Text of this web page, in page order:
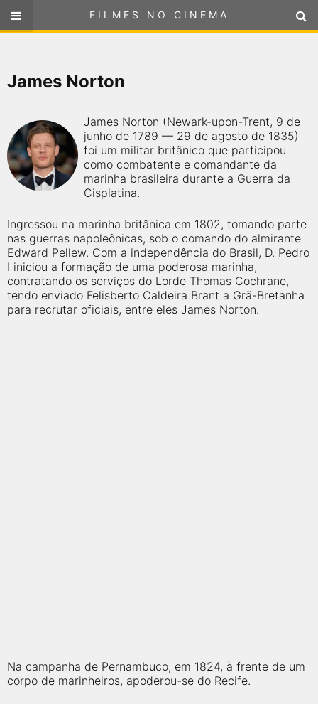
FILMES NO CINEMA
James Norton
James Norton (Newark-upon-Trent, 9 de
junho de 1789 — 29 de agosto de 1835)
foi um militar britânico que participou
como combatente e comandante da
marinha brasileira durante a Guerra da
Cisplatina.
Ingressou na marinha britânica em 1802, tomando parte
nas guerras napoleônicas, sob o comando do almirante
Edward Pellew. Com a independência do Brasil, D. Pedro
I iniciou a formação de uma poderosa marinha,
contratando os serviços do Lorde Thomas Cochrane,
tendo enviado Felisberto Caldeira Brant a Grã-Bretanha
para recrutar oficiais, entre eles James Norton.
Na campanha de Pernambuco, em 1824, à frente de um
corpo de marinheiros, apoderou-se do Recife.
FILMES NO CINEMA
PRÓXIMOS LANÇAMENTOS
GÊNEROS
PÁGINA INICIAL
FilmesNoCinema.com.bré o maior localizador de filmes e
sessões de cinema no Brasil. Através dele, você pode
encontrar os filmes no cinema mais próximos a você ou a